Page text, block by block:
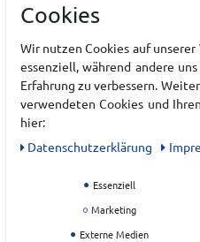
Cookies
Wir nutzen Cookies auf
essenziell, während andere
Erfahrung zu verbessern.
verwendeten Cookies und
hier:
Daten­schutz­erklärung
Essenziell
Marketing
Externe Medien